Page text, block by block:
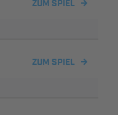
ZUM SPIEL
ZUM SPIEL